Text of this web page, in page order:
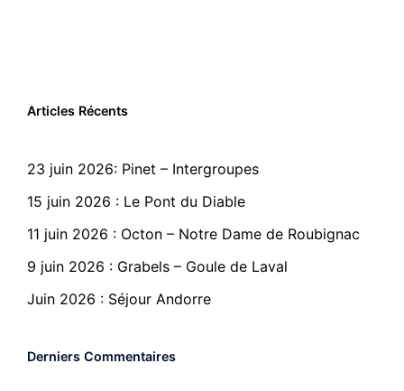
Articles Récents
23 juin 2026: Pinet – Intergroupes
15 juin 2026 : Le Pont du Diable
11 juin 2026 : Octon – Notre Dame de Roubignac
9 juin 2026 : Grabels – Goule de Laval
Juin 2026 : Séjour Andorre
Derniers Commentaires